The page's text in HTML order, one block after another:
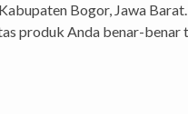
Bogor, Jawa
produk Anda benar-